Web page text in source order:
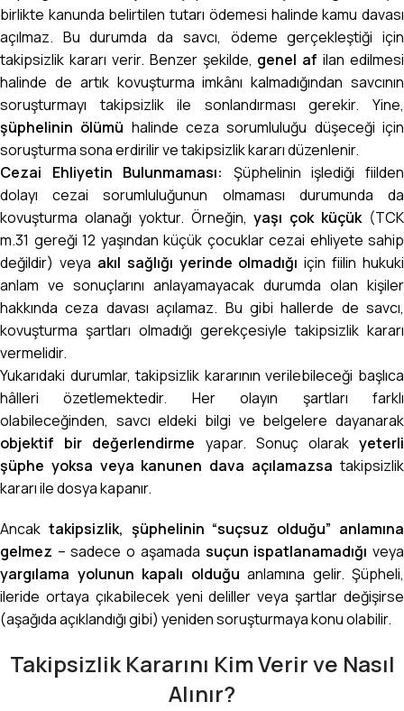
birlikte kanunda belirtilen tutarı ödemesi halinde kamu davası
açılmaz. Bu durumda da savcı, ödeme gerçekleştiği için
takipsizlik kararı verir. Benzer şekilde, genel af ilan edilmesi
halinde de artık kovuşturma imkânı kalmadığından savcının
soruşturmayı takipsizlik ile sonlandırması gerekir. Yine,
şüphelinin ölümü halinde ceza sorumluluğu düşeceği için
soruşturma sona erdirilir ve takipsizlik kararı düzenlenir.
Cezai Ehliyetin Bulunmaması:
Şüphelinin işlediği fiilden
dolayı cezai sorumluluğunun olmaması durumunda da
kovuşturma olanağı yoktur. Örneğin,yaşı çok küçük(TCK
m.31 gereği 12 yaşından küçük çocuklar cezai ehliyete sahip
değildir) veya akıl sağlığı yerinde olmadığı için fiilin hukuki
anlam ve sonuçlarını anlayamayacak durumda olan kişiler
hakkında ceza davası açılamaz. Bu gibi hallerde de savcı,
kovuşturma şartları olmadığı gerekçesiyle takipsizlik kararı
vermelidir.
Yukarıdaki durumlar, takipsizlik kararının verilebileceği başlıca
hâlleri özetlemektedir. Her olayın şartları farklı
olabileceğinden, savcı eldeki bilgi ve belgelere dayanarak
objektif bir değerlendirme yapar. Sonuç olarakyeterli
şüphe yoksa veya kanunen dava açılamazsa takipsizlik
kararı ile dosya kapanır.
Ancak takipsizlik, şüphelinin “suçsuz olduğu” anlamına
gelmez – sadece o aşamada suçun ispatlanamadığı veya
yargılama yolunun kapalı olduğu anlamına gelir. Şüpheli,
ileride ortaya çıkabilecek yeni deliller veya şartlar değişirse
(aşağıda açıklandığı gibi) yeniden soruşturmaya konu olabilir.
Takipsizlik Kararını Kim Verir ve Nasıl
Alınır?